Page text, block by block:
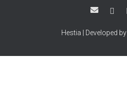
Hestia | Developed by